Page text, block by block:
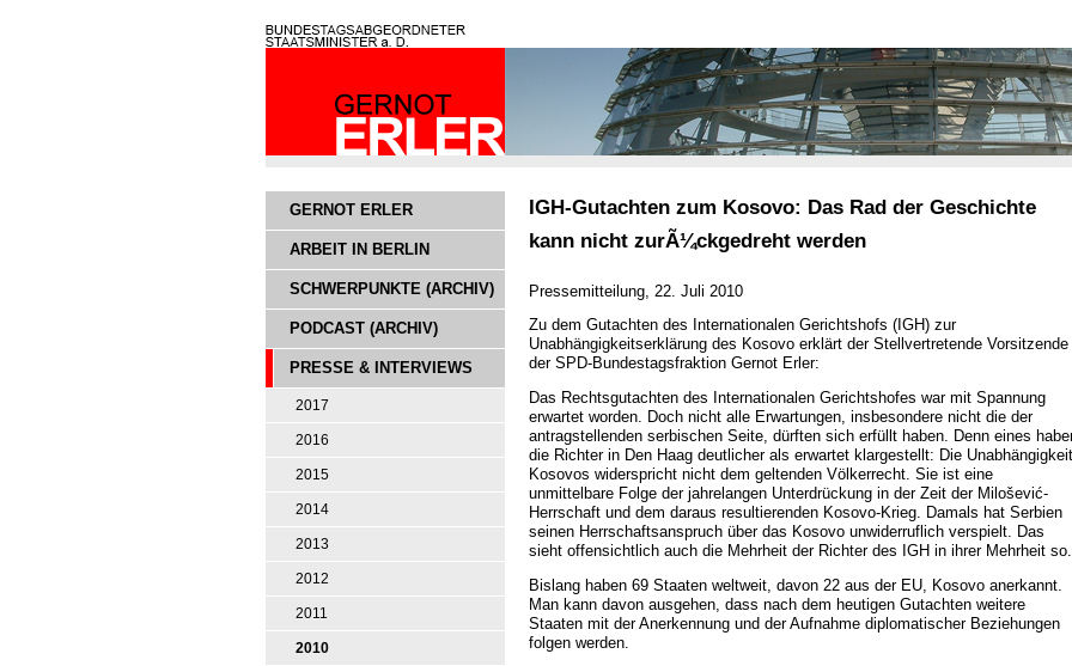
GERNOT ERLER
ARBEIT IN BERLIN
SCHWERPUNKTE (ARCHIV)
PODCAST (ARCHIV)
PRESSE & INTERVIEWS
2017
2016
2015
2014
2013
2012
2011
2010
IGH-Gutachten zum Kosovo: Das Rad der Geschichte
kann nicht zurÃ¼ckgedreht werden
Pressemitteilung, 22. Juli 2010
Zu dem Gutachten des Internationalen Gerichtshofs (IGH) zur
Unabhängigkeitserklärung des Kosovo erklärt der Stellvertretende Vorsitzende
der SPD-Bundestagsfraktion Gernot Erler:
Das Rechtsgutachten des Internationalen Gerichtshofes war mit Spannung
erwartet worden. Doch nicht alle Erwartungen, insbesondere nicht die der
antragstellenden serbischen Seite, dürften sich erfüllt haben. Denn eines
die Richter in Den Haag deutlicher als erwartet klargestellt: Die Unabhängigkeit
Kosovos widerspricht nicht dem geltenden Völkerrecht. Sie ist eine
unmittelbare Folge der jahrelangen Unterdrückung in der Zeit der Milošević-
Herrschaft und dem daraus resultierenden Kosovo-Krieg. Damals hat Serbien
seinen Herrschaftsanspruch über das Kosovo unwiderruflich verspielt. Das
sieht offensichtlich auch die Mehrheit der Richter des IGH in ihrer Mehrheit so.
Bislang haben 69 Staaten weltweit, davon 22 aus der EU, Kosovo anerkannt.
Man kann davon ausgehen, dass nach dem heutigen Gutachten weitere
Staaten mit der Anerkennung und der Aufnahme diplomatischer Beziehungen
folgen werden.